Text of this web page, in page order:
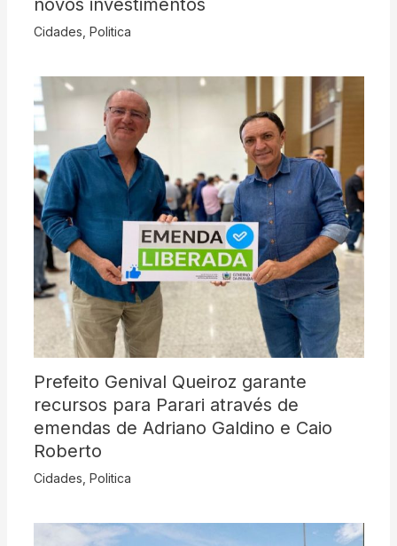
Cidades Politica
Prefeito Genival Queiroz garante
recursos para Parari através de
emendas de Adriano Galdino e Caio
Roberto
Cidades Politica